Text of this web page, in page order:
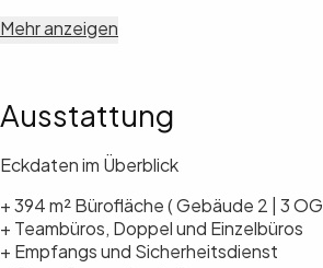
Mehr anzeigen
Ausstattung
Eckdaten im Überblick
+ 394 m² Bürofläche ( Gebäude 2 | 3 OG
+ Teambüros, Doppel und Einzelbüros
+ Empfangs und Sicherheitsdienst